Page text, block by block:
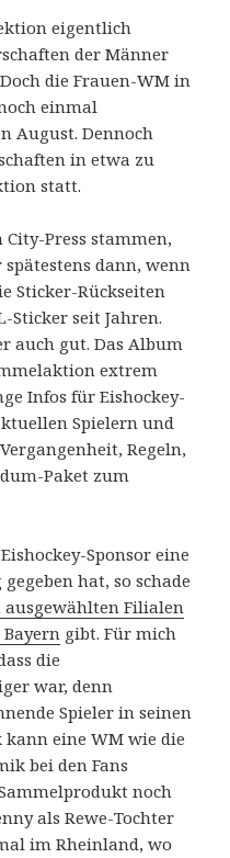
eigentlich
der Männer
die Frauen-WM in
einmal
August. Dennoch
in etwa zu
statt.
Press stammen,
dann, wenn
Sticker-Rückseiten
Sticker seit Jahren.
auch gut. Das Album
extrem
Infos für Eishockey-
Spielern und
Regeln,
Paket zum
Sponsor eine
hat, so schade
ausgewählten Filialen
gibt. Für mich
die
war, denn
Spieler in seinen
eine WM wie die
bei den Fans
noch
als Rewe-Tochter
im Rheinland, wo